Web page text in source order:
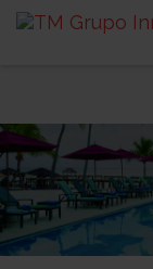
Bostäder i